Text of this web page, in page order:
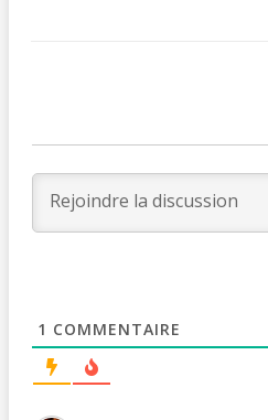
1 COMMENTAIRE